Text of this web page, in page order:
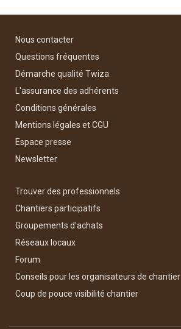
Nous contacter
Questions fréquentes
Démarche qualité Twiza
L'assurance des adhérents
Conditions générales
Mentions légales et CGU
Espace presse
Newsletter
Trouver des professionnels
Chantiers participatifs
Groupements d'achats
Réseaux locaux
Forum
Conseils pour les organisateurs de chantier
Coup de pouce visibilité chantier